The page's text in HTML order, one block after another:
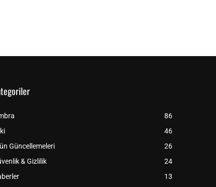
86
46
Güncellemeleri
26
& Gizlilik
24
13